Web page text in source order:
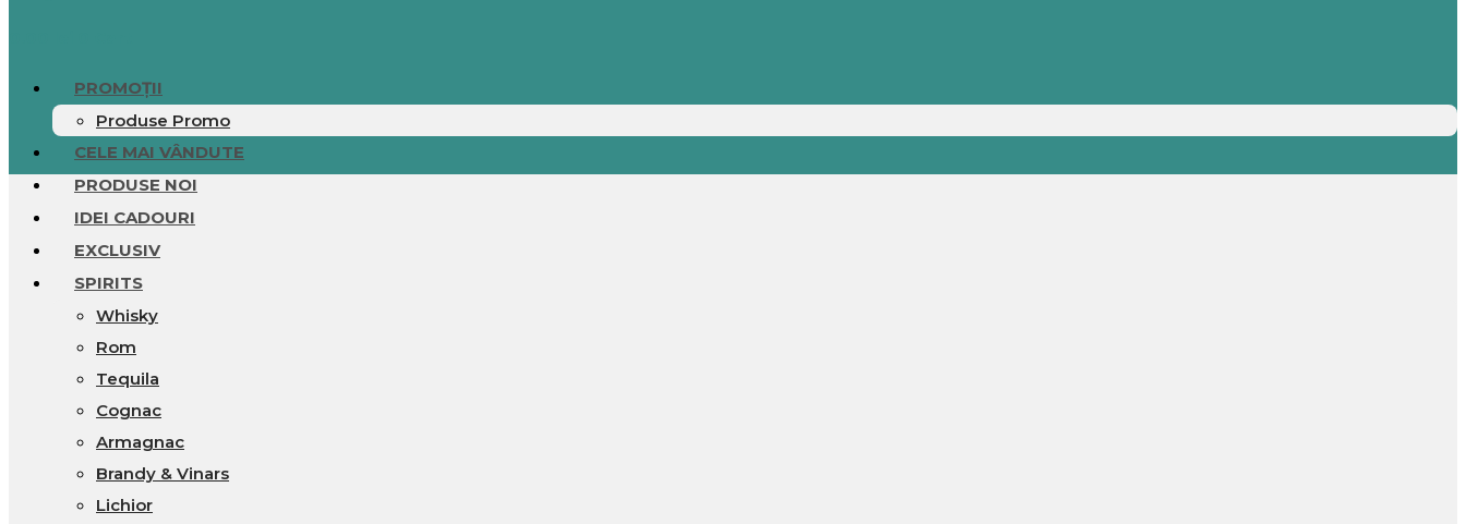
PROMOȚII
Produse Promo
CELE MAI VÂNDUTE
PRODUSE NOI
IDEI CADOURI
EXCLUSIV
SPIRITS
Whisky
Rom
Tequila
Cognac
Armagnac
Brandy & Vinars
Lichior